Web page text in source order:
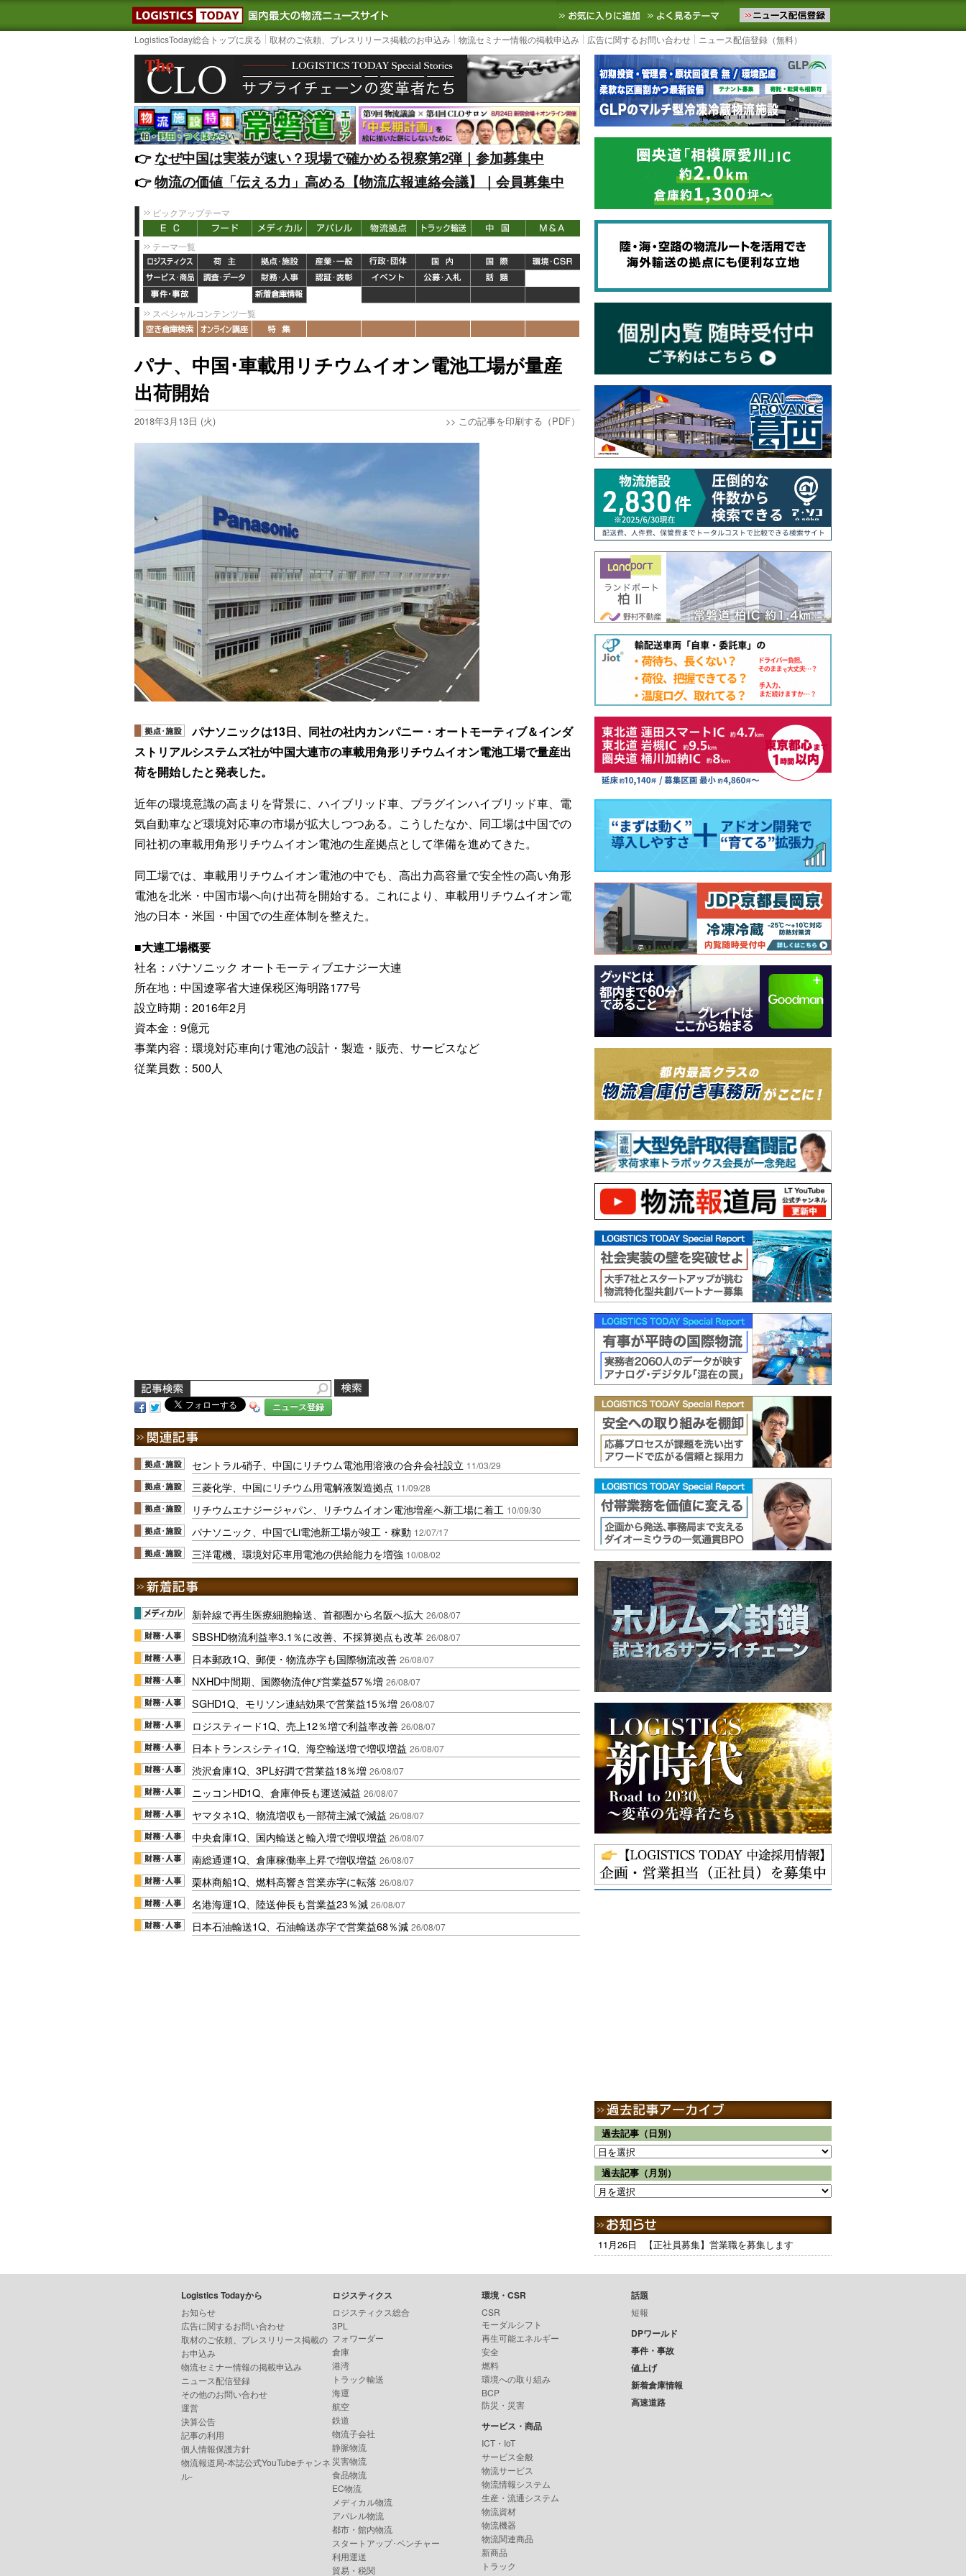
LOGISTICS TODAY｜国内最大の物流ニュースサイト3PL, SCMなど国内外の最新の物流ニュースをお届けします。物流ニュースメール配信を登録す
お気に入りに追加 よく見るテーマ
LogisticsToday総合トップに戻る 取材のご依頼、プレスリリース掲載のお申込み 物流セミナー情報の掲載申込み 広告に関するお問い合わせ ニュース配信登録（無料）
👉️なぜ中国は実装が速い？現場で確かめる視察第2弾｜参加募集中
👉️物流の価値「伝える力」高める【物流広報連絡会議】｜会員募集中
ピックアップテーマ
テーマ一覧
スペシャルコンテンツ一覧
パナ、中国･車載用リチウムイオン電池工場が量産
出荷開始
2018年3月13日 (火) >> この記事を印刷する（PDF）
パナソニックは13日、同社の社内カンパニー・オートモーティブ＆インダ
ストリアルシステムズ社が中国大連市の車載用角形リチウムイオン電池工場で量産出
荷を開始したと発表した。
近年の環境意識の高まりを背景に、ハイブリッド車、プラグインハイブリッド車、電
気自動車など環境対応車の市場が拡大しつつある。こうしたなか、同工場は中国での
同社初の車載用角形リチウムイオン電池の生産拠点として準備を進めてきた。
同工場では、車載用リチウムイオン電池の中でも、高出力高容量で安全性の高い角形
電池を北米・中国市場へ向け出荷を開始する。これにより、車載用リチウムイオン電
池の日本・米国・中国での生産体制を整えた。
■大連工場概要
社名：パナソニック オートモーティブエナジー大連
所在地：中国遼寧省大連保税区海明路177号
設立時期：2016年2月
資本金：9億元
事業内容：環境対応車向け電池の設計・製造・販売、サービスなど
従業員数：500人
ニュース登録
セントラル硝子、中国にリチウム電池用溶液の合弁会社設立 11/03/29
三菱化学、中国にリチウム用電解液製造拠点 11/09/28
リチウムエナジージャパン、リチウムイオン電池増産へ新工場に着工 10/09/30
パナソニック、中国でLi電池新工場が竣工・稼動 12/07/17
三洋電機、環境対応車用電池の供給能力を増強 10/08/02
新幹線で再生医療細胞輸送、首都圏から名阪へ拡大 26/08/07
SBSHD物流利益率3.1％に改善、不採算拠点も改革 26/08/07
日本郵政1Q、郵便・物流赤字も国際物流改善 26/08/07
NXHD中間期、国際物流伸び営業益57％増 26/08/07
SGHD1Q、モリソン連結効果で営業益15％増 26/08/07
ロジスティード1Q、売上12％増で利益率改善 26/08/07
日本トランスシティ1Q、海空輸送増で増収増益 26/08/07
渋沢倉庫1Q、3PL好調で営業益18％増 26/08/07
ニッコンHD1Q、倉庫伸長も運送減益 26/08/07
ヤマタネ1Q、物流増収も一部荷主減で減益 26/08/07
中央倉庫1Q、国内輸送と輸入増で増収増益 26/08/07
南総通運1Q、倉庫稼働率上昇で増収増益 26/08/07
栗林商船1Q、燃料高響き営業赤字に転落 26/08/07
名港海運1Q、陸送伸長も営業益23％減 26/08/07
日本石油輸送1Q、石油輸送赤字で営業益68％減 26/08/07
過去記事（日別）
過去記事（月別）
11月26日 【正社員募集】営業職を募集します
Logistics Todayから
お知らせ
広告に関するお問い合わせ
取材のご依頼、プレスリリース掲載の
お申込み
物流セミナー情報の掲載申込み
ニュース配信登録
その他のお問い合わせ
運営
決算公告
記事の利用
個人情報保護方針
物流報道局-本誌公式YouTubeチャンネ
ル-
ロジスティクス
ロジスティクス総合
3PL
フォワーダー
倉庫
港湾
トラック輸送
海運
航空
鉄道
物流子会社
静脈物流
災害物流
食品物流
EC物流
メディカル物流
アパレル物流
都市・館内物流
スタートアップ･ベンチャー
利用運送
貿易・税関
環境・CSR
CSR
モーダルシフト
再生可能エネルギー
安全
燃料
環境への取り組み
BCP
防災・災害
サービス・商品
ICT・IoT
サービス全般
物流サービス
物流情報システム
生産・流通システム
物流資材
物流機器
物流関連商品
新商品
トラック
話題
短報
DPワールド
事件・事故
値上げ
新着倉庫情報
高速道路